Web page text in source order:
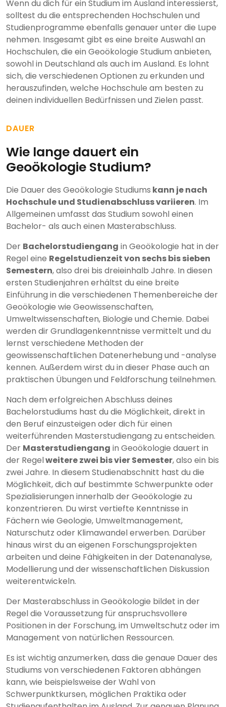
Wenn du dich für ein Studium im Ausland interessierst,
solltest du die entsprechenden Hochschulen und
Studienprogramme ebenfalls genauer unter die Lupe
nehmen. Insgesamt gibt es eine breite Auswahl an
Hochschulen, die ein Geoökologie Studium anbieten,
sowohl in Deutschland als auch im Ausland. Es lohnt
sich, die verschiedenen Optionen zu erkunden und
herauszufinden, welche Hochschule am besten zu
deinen individuellen Bedürfnissen und Zielen passt.
DAUER
Wie lange dauert ein
Geoökologie Studium?
Die Dauer des Geoökologie Studiums kann je nach
Hochschule und Studienabschluss variieren. Im
Allgemeinen umfasst das Studium sowohl einen
Bachelor- als auch einen Masterabschluss.
Der Bachelorstudiengang in Geoökologie hat in der
Regel eine Regelstudienzeit von sechs bis sieben
Semestern, also drei bis dreieinhalb Jahre. In diesen
ersten Studienjahren erhältst du eine breite
Einführung in die verschiedenen Themenbereiche der
Geoökologie wie Geowissenschaften,
Umweltwissenschaften, Biologie und Chemie. Dabei
werden dir Grundlagenkenntnisse vermittelt und du
lernst verschiedene Methoden der
geowissenschaftlichen Datenerhebung und -analyse
kennen. Außerdem wirst du in dieser Phase auch an
praktischen Übungen und Feldforschung teilnehmen.
Nach dem erfolgreichen Abschluss deines
Bachelorstudiums hast du die Möglichkeit, direkt in
den Beruf einzusteigen oder dich für einen
weiterführenden Masterstudiengang zu entscheiden.
Der Masterstudiengang in Geoökologie dauert in
der Regelweitere zwei bis vier Semester, also ein bis
zwei Jahre. In diesem Studienabschnitt hast du die
Möglichkeit, dich auf bestimmte Schwerpunkte oder
Spezialisierungen innerhalb der Geoökologie zu
konzentrieren. Du wirst vertiefte Kenntnisse in
Fächern wie Geologie, Umweltmanagement,
Naturschutz oder Klimawandel erwerben. Darüber
hinaus wirst du an eigenen Forschungsprojekten
arbeiten und deine Fähigkeiten in der Datenanalyse,
Modellierung und der wissenschaftlichen Diskussion
weiterentwickeln.
Der Masterabschluss in Geoökologie bildet in der
Regel die Voraussetzung für anspruchsvollere
Positionen in der Forschung, im Umweltschutz oder im
Management von natürlichen Ressourcen.
Es ist wichtig anzumerken, dass die genaue Dauer des
Studiums von verschiedenen Faktoren abhängen
kann, wie beispielsweise der Wahl von
Schwerpunktkursen, möglichen Praktika oder